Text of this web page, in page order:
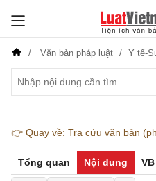
Văn bản pháp luật Y tế-
👉 Quay về: Tra cứu văn bản
Tổng quan Nội dung